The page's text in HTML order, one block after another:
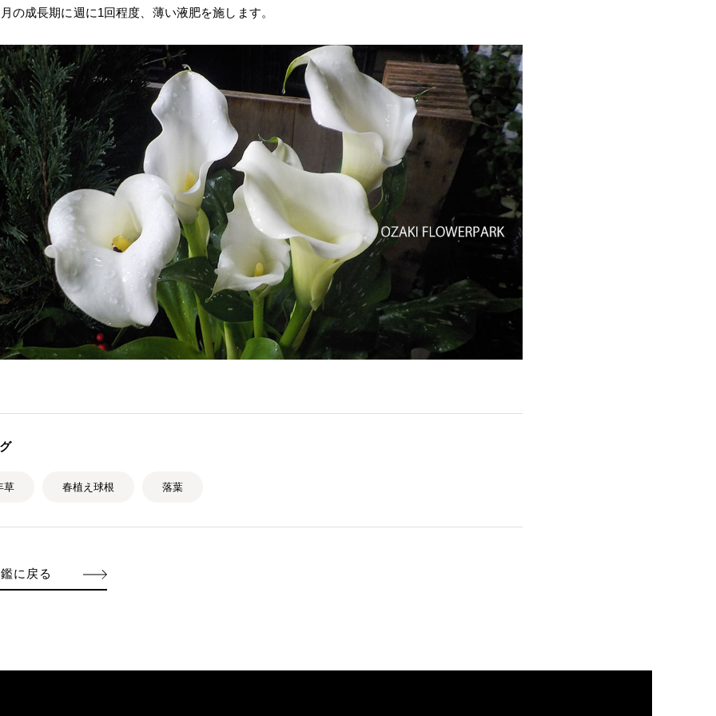
の成長期に週に1回程度、薄い液肥を施します。
草 春植え球根 落葉
に戻る